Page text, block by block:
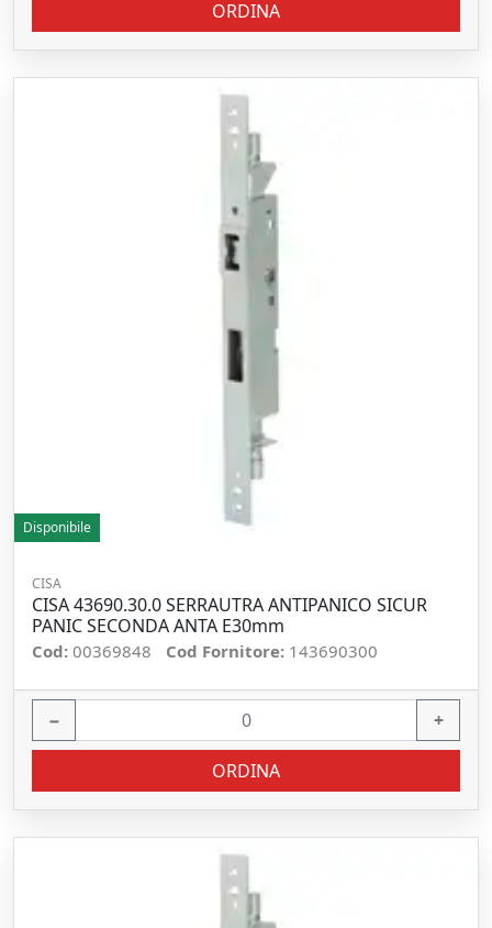
ORDINA
Disponibile
CISA
CISA 43690.30.0 SERRAUTRA ANTIPANICO SICUR
PANIC SECONDA ANTA E30mm
Cod: 00369848 Cod Fornitore: 143690300
− +
ORDINA